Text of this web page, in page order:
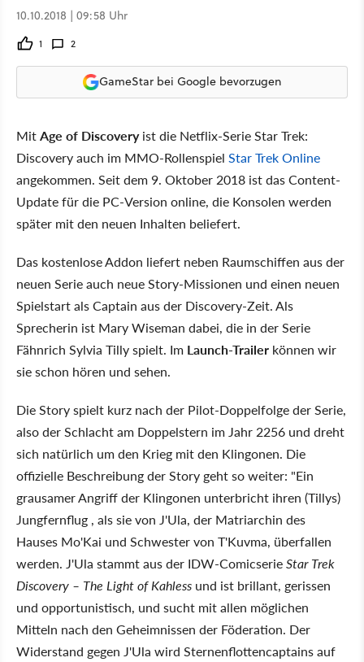
10.10.2018 | 09:58 Uhr
1 2
GameStar bei Google bevorzugen
MitAge of Discoveryist die Netflix-Serie Star Trek:
Discovery auch im MMO-Rollenspiel Star Trek Online
angekommen. Seit dem 9. Oktober 2018 ist das Content-
Update für die PC-Version online, die Konsolen werden
später mit den neuen Inhalten beliefert.
Das kostenlose Addon liefert neben Raumschiffen aus der
neuen Serie auch neue Story-Missionen und einen neuen
Spielstart als Captain aus der Discovery-Zeit. Als
Sprecherin ist Mary Wiseman dabei, die in der Serie
Fähnrich Sylvia Tilly spielt. Im Launch-Trailer können wir
sie schon hören und sehen.
Die Story spielt kurz nach der Pilot-Doppelfolge der Serie,
also der Schlacht am Doppelstern im Jahr 2256 und dreht
sich natürlich um den Krieg mit den Klingonen. Die
offizielle Beschreibung der Story geht so weiter: "Ein
grausamer Angriff der Klingonen unterbricht ihren (Tillys)
Jungfernflug , als sie von J'Ula, der Matriarchin des
Hauses Mo'Kai und Schwester von T'Kuvma, überfallen
werden. J'Ula stammt aus der IDW-ComicserieStar Trek
Discovery – The Light of Kahless und ist brillant, gerissen
und opportunistisch, und sucht mit allen möglichen
Mitteln nach den Geheimnissen der Föderation. Der
Widerstand gegen J'Ula wird Sternenflottencaptains auf